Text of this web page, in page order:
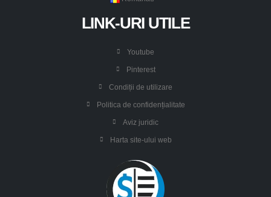
LINK-URI UTILE
Youtube
Pinterest
Condiții de utilizare
Politica de confidențialitate
Aviz juridic
Harta site-ului web